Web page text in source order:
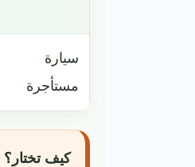
سيارة
مستأجرة
كيف تختار؟